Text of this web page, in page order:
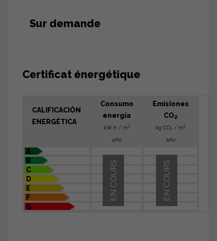
Sur demande
Certificat énergétique
CALIFICACIÓN
ENERGÉTICA
Consumo
energía
kW h / m2
año
Emisiones
CO2
kg CO2 / m2
año
A
B
C
D
E
F
G
EN COURS
EN COURS